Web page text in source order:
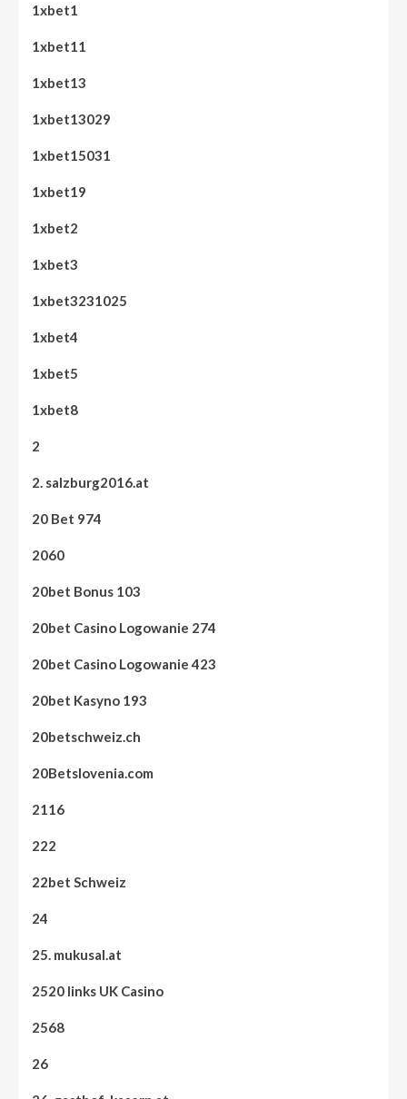
1xbet1
1xbet11
1xbet13
1xbet13029
1xbet15031
1xbet19
1xbet2
1xbet3
1xbet3231025
1xbet4
1xbet5
1xbet8
2
2. salzburg2016.at
20 Bet 974
2060
20bet Bonus 103
20bet Casino Logowanie 274
20bet Casino Logowanie 423
20bet Kasyno 193
20betschweiz.ch
20Betslovenia.com
2116
222
22bet Schweiz
24
25. mukusal.at
2520 links UK Casino
2568
26